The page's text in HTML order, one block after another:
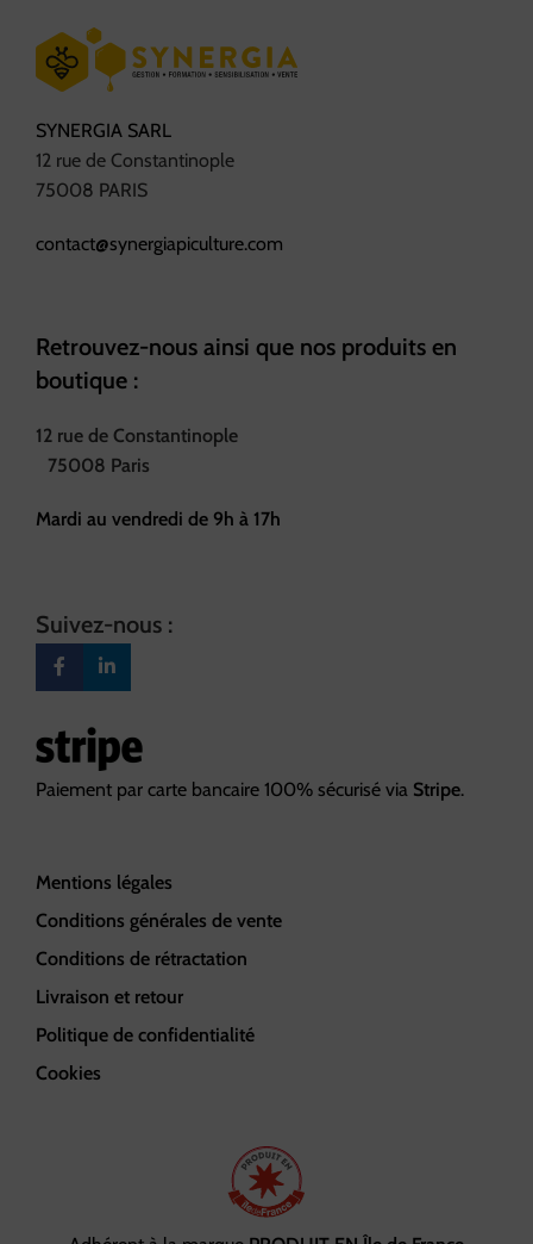
SYNERGIA SARL
12 rue de Constantinople
75008 PARIS
contact@synergiapiculture.com
Retrouvez-nous ainsi que nos produits en
boutique :
12 rue de Constantinople
75008 Paris
Mardi au vendredi de 9h à 17h
Suivez-nous :
Paiement par carte bancaire 100% sécurisé via Stripe.
Mentions légales
Conditions générales de vente
Conditions de rétractation
Livraison et retour
Politique de confidentialité
Cookies